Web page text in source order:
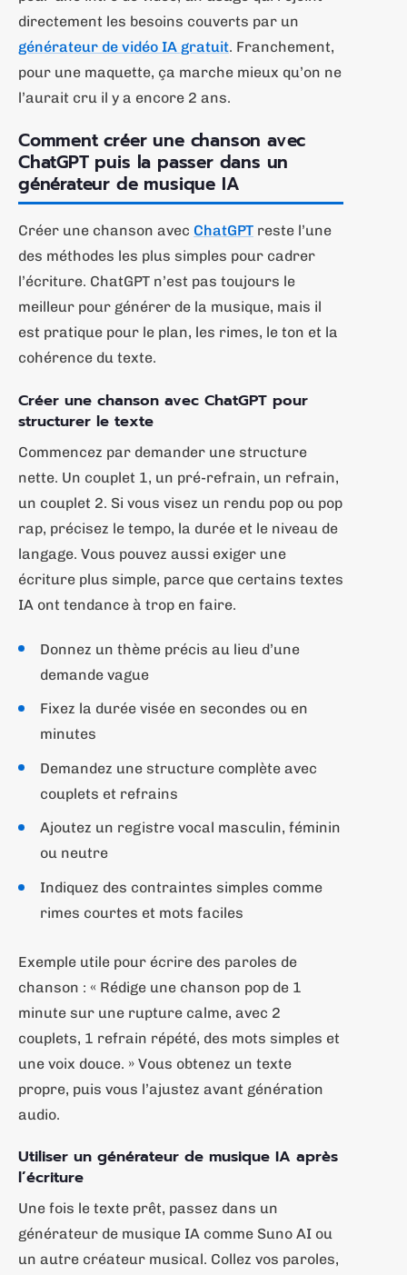
directement les besoins couverts par un
générateur de vidéo IA gratuit. Franchement,
pour une maquette, ça marche mieux qu’on ne
l’aurait cru il y a encore 2 ans.
Comment créer une chanson avec
ChatGPT puis la passer dans un
générateur de musique IA
Créer une chanson avec ChatGPT reste l’une
des méthodes les plus simples pour cadrer
l’écriture. ChatGPT n’est pas toujours le
meilleur pour générer de la musique, mais il
est pratique pour le plan, les rimes, le ton et la
cohérence du texte.
Créer une chanson avec ChatGPT pour
structurer le texte
Commencez par demander une structure
nette. Un couplet 1, un pré-refrain, un refrain,
un couplet 2. Si vous visez un rendu pop ou pop
rap, précisez le tempo, la durée et le niveau de
langage. Vous pouvez aussi exiger une
écriture plus simple, parce que certains textes
IA ont tendance à trop en faire.
Donnez un thème précis au lieu d’une
demande vague
Fixez la durée visée en secondes ou en
minutes
Demandez une structure complète avec
couplets et refrains
Ajoutez un registre vocal masculin, féminin
ou neutre
Indiquez des contraintes simples comme
rimes courtes et mots faciles
Exemple utile pour écrire des paroles de
chanson : « Rédige une chanson pop de 1
minute sur une rupture calme, avec 2
couplets, 1 refrain répété, des mots simples et
une voix douce. » Vous obtenez un texte
propre, puis vous l’ajustez avant génération
audio.
Utiliser un générateur de musique IA après
l’écriture
Une fois le texte prêt, passez dans un
générateur de musique IA comme Suno AI ou
un autre créateur musical. Collez vos paroles,